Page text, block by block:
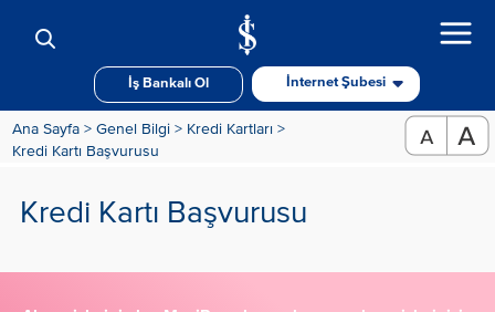
İş Bankalı Ol İnternet Şubesi
Ana Sayfa > Genel Bilgi > Kredi Kartları >
Kredi Kartı Başvurusu
Kredi Kartı Başvurusu